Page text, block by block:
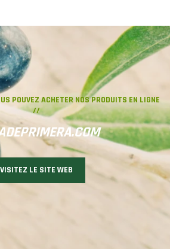
POUVEZ ACHETER NOS PRODUITS EN LIGNE
//
VISITEZ LE SITE WEB